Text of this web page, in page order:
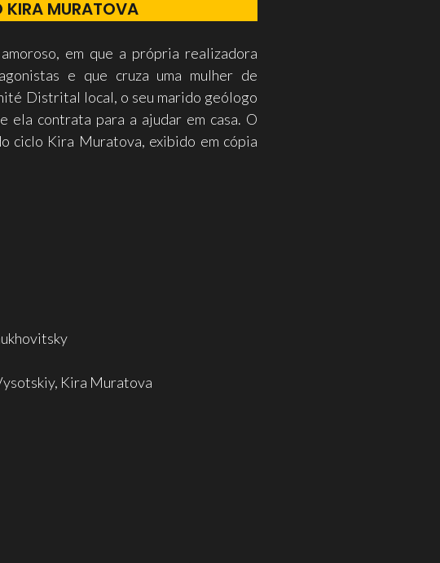
KIRA MURATOVA
em que a própria realizadora
e que cruza uma mulher de
Distrital local, o seu marido geólogo
ela contrata para a ajudar em casa. O
ciclo Kira Muratova, exibido em cópia
Kira Muratova